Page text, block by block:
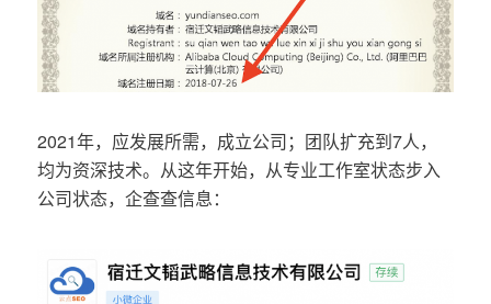
2021年，应发展所需，成立公司；团队扩充到7人，
均为资深技术。从这年开始，从专业工作室状态步入
公司状态，企查查信息：